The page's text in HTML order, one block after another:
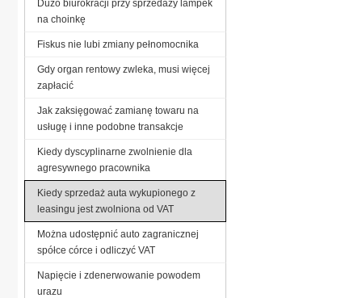
Dużo biurokracji przy sprzedaży lampek
na choinkę
Fiskus nie lubi zmiany pełnomocnika
Gdy organ rentowy zwleka, musi więcej
zapłacić
Jak zaksięgować zamianę towaru na
usługę i inne podobne transakcje
Kiedy dyscyplinarne zwolnienie dla
agresywnego pracownika
Kiedy sprzedaż auta wykupionego z
leasingu jest zwolniona od VAT
Można udostępnić auto zagranicznej
spółce córce i odliczyć VAT
Napięcie i zdenerwowanie powodem
urazu